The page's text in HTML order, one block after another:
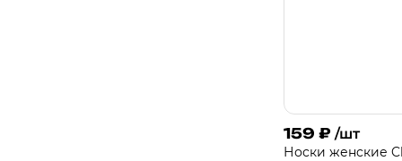
159 ₽ /шт
Носки женcкие